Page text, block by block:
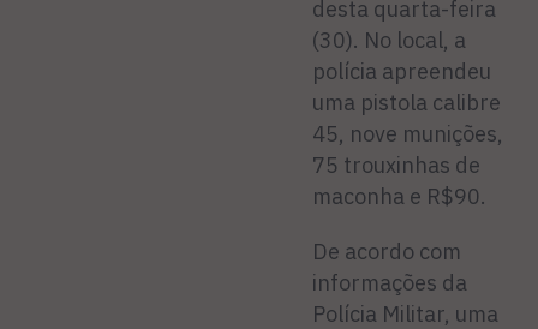
desta quarta-feira
(30). No local, a
polícia apreendeu
uma pistola calibre
45, nove munições,
75 trouxinhas de
maconha e R$90.
De acordo com
informações da
Polícia Militar, uma